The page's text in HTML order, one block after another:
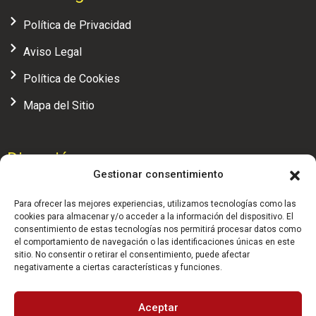
Gestionar consentimiento
Para ofrecer las mejores experiencias, utilizamos tecnologías como las
cookies para almacenar y/o acceder a la información del dispositivo. El
consentimiento de estas tecnologías nos permitirá procesar datos como
el comportamiento de navegación o las identificaciones únicas en este
sitio. No consentir o retirar el consentimiento, puede afectar
negativamente a ciertas características y funciones.
Aceptar
Política de Privacidad
Aviso Legal
Política de Cookies
Mapa del Sitio
Dirección
administracion@realfederaciondesquash.com
(+34) 91 658 71 04
HORARIO: 9:30 - 14:00 h.